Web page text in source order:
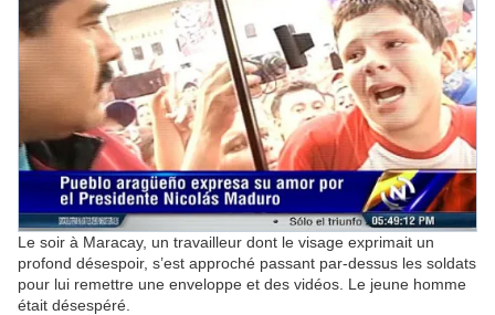
Le soir à Maracay, un travailleur dont le visage exprimait un
profond désespoir, s’est approché passant par-dessus les soldats
pour lui remettre une enveloppe et des vidéos. Le jeune homme
était désespéré.